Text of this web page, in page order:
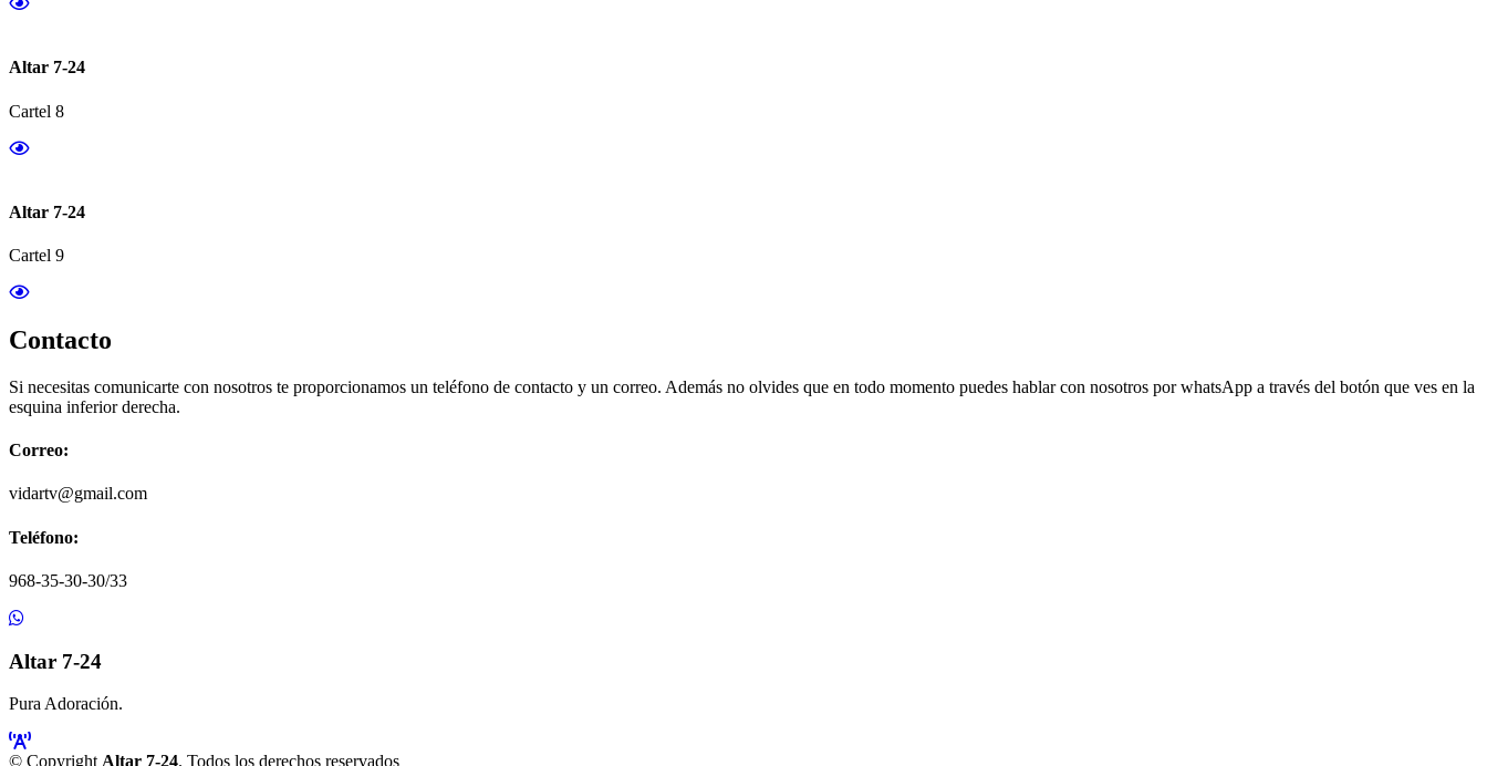
Altar 7-24
Cartel 8
Altar 7-24
Cartel 9
Contacto
Si necesitas comunicarte con nosotros te proporcionamos un teléfono de contacto y un correo. Además no olvides que en todo momento puedes hablar con nosotros por whatsApp a través del botón que ves en la
esquina inferior derecha.
Correo:
vidartv@gmail.com
Teléfono:
968-35-30-30/33
Altar 7-24
Pura Adoración.
© Copyright Altar 7-24. Todos los derechos reservados